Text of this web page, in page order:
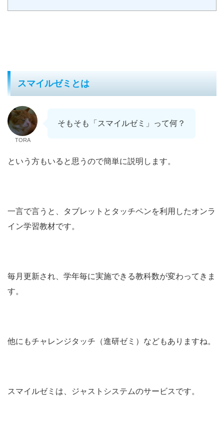
スマイルゼミとは
TORA
そもそも「スマイルゼミ」って何？
という方もいると思うので簡単に説明します。
一言で言うと、タブレットとタッチペンを利用したオンラ
イン学習教材です。
毎月更新され、学年毎に実施できる教科数が変わってきま
す。
他にもチャレンジタッチ（進研ゼミ）などもありますね。
スマイルゼミは、ジャストシステムのサービスです。